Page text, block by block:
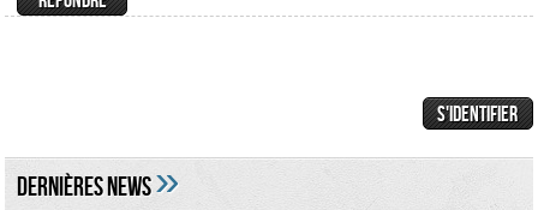
DERNIÈRES NEWS»